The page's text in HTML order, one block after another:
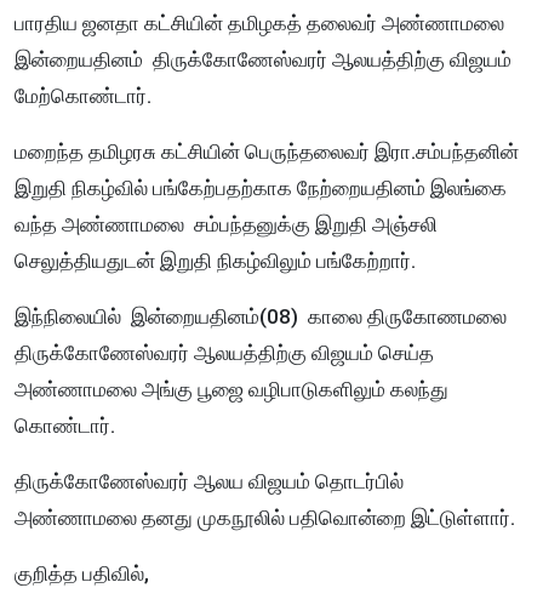
பாரதிய ஜனதா கட்சியின் தமிழகத் தலைவர் அண்ணாமலை
இன்றையதினம் திருக்கோணேஸ்வரர் ஆலயத்திற்கு விஜயம்
மேற்கொண்டார்.
மறைந்த தமிழரசு கட்சியின் பெருந்தலைவர் இரா.சம்பந்தனின்
இறுதி நிகழ்வில் பங்கேற்பதற்காக நேற்றையதினம் இலங்கை
வந்த அண்ணாமலை சம்பந்தனுக்கு இறுதி அஞ்சலி
செலுத்தியதுடன் இறுதி நிகழ்விலும் பங்கேற்றார்.
இந்நிலையில் இன்றையதினம்(08) காலை திருகோணமலை
திருக்கோணேஸ்வரர் ஆலயத்திற்கு விஜயம் செய்த
அண்ணாமலை அங்கு பூஜை வழிபாடுகளிலும் கலந்து
கொண்டார்.
திருக்கோணேஸ்வரர் ஆலய விஜயம் தொடர்பில்
அண்ணாமலை தனது முகநூலில் பதிவொன்றை இட்டுள்ளார்.
குறித்த பதிவில்,